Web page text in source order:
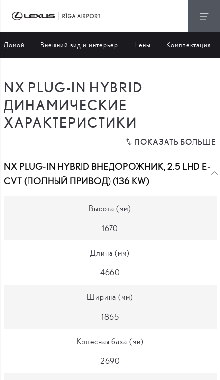
Домой Внешний вид и интерьер Цены Комплектация
NX PLUG-IN HYBRID
ДИНАМИЧЕСКИЕ
ХАРАКТЕРИСТИКИ
NX PLUG-IN HYBRID ВНЕДОРОЖНИК, 2.5 LHD E-
CVT (ПОЛНЫЙ ПРИВОД) (136 KW)
Высота (мм)
1670
Длина (мм)
4660
Ширина (мм)
1865
Колесная база (мм)
2690